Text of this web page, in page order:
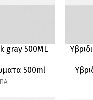
gray 500ML
500ml